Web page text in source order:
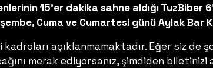
15’er dakika sahne aldığı TuzBiber
Cuma ve Cumartesi günü Aylak Bar
açıklanmamaktadır. Eğer siz de
merak ediyorsanız, şimdiden biletinizi